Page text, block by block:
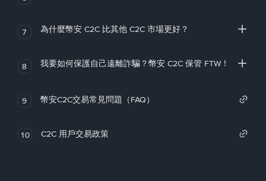
7 為什麼幣安 C2C 比其他 C2C 市場更好？
8 我要如何保護自己遠離詐騙？幣安 C2C 保管 FTW！
9 幣安C2C交易常見問題（FAQ）
10 C2C 用戶交易政策